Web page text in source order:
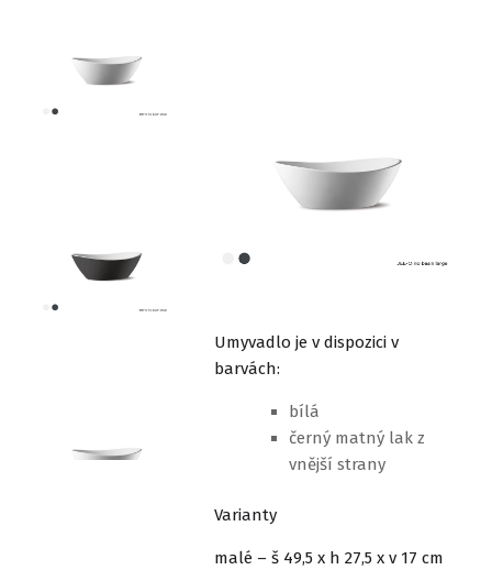
Umyvadlo je v dispozici v
barvách:
bílá
černý matný lak z
vnější strany
Varianty
malé – š 49,5 x h 27,5 x v 17 cm